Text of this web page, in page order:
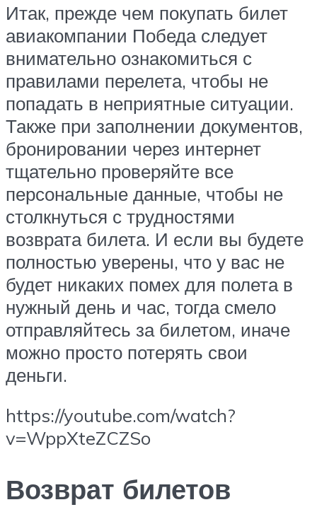
Итак, прежде чем покупать билет
авиакомпании Победа следует
внимательно ознакомиться с
правилами перелета, чтобы не
попадать в неприятные ситуации.
Также при заполнении документов,
бронировании через интернет
тщательно проверяйте все
персональные данные, чтобы не
столкнуться с трудностями
возврата билета. И если вы будете
полностью уверены, что у вас не
будет никаких помех для полета в
нужный день и час, тогда смело
отправляйтесь за билетом, иначе
можно просто потерять свои
деньги.
https://youtube.com/watch?
v=WppXteZCZSo
Возврат билетов